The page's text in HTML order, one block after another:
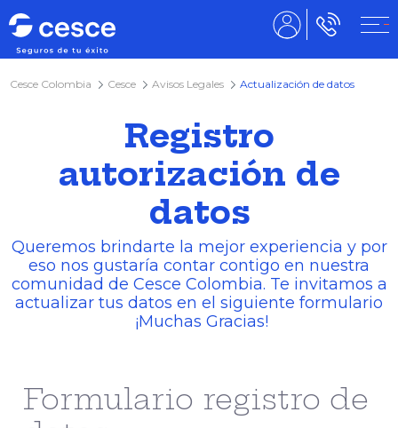
Cesce Colombia Cesce Avisos Legales Actualización de datos
Registro
autorización de
datos
Queremos brindarte la mejor experiencia y por
eso nos gustaría contar contigo en nuestra
comunidad de Cesce Colombia. Te invitamos a
actualizar tus datos en el siguiente formulario
¡Muchas Gracias!
Formulario registro de